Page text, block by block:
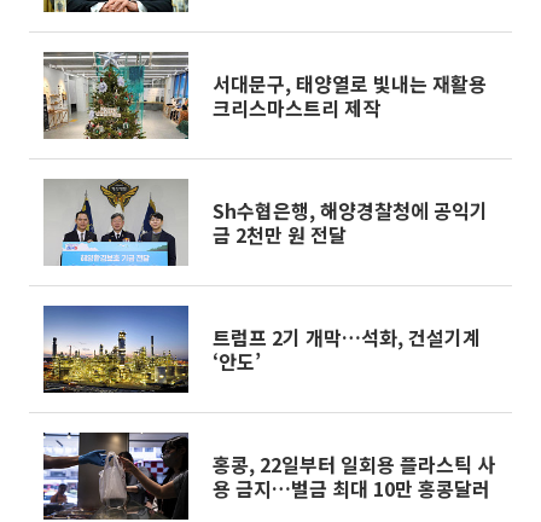
서대문구, 태양열로 빛내는 재활용
크리스마스트리 제작
Sh수협은행, 해양경찰청에 공익기
금 2천만 원 전달
트럼프 2기 개막…석화, 건설기계
‘안도’
홍콩, 22일부터 일회용 플라스틱 사
용 금지…벌금 최대 10만 홍콩달러